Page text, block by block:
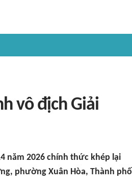
vô địch Giải
năm 2026 chính thức khép lại
phường Xuân Hòa, Thành phố